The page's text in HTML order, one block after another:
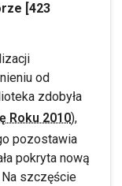
[423
od
zdobyła
Roku 2010),
pozostawia
pokryta nową
Na szczęście